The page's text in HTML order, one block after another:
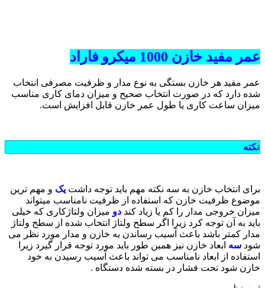
عمر مفید خازن 1000 میکرو فاراد
عمر مفید هر خازن بستگی به نوع مدار و ظرفیت مصرفی انتخاب
شده دارد که در صورت انتخاب صحیح و میزان دمای کاری مناسب
میزان ساعت کاری یا طول عمر خازن قابل افزایش است.
نکته
برای انتخاب خازن به سه نکته مهم باید توجه داشت یک و مهم ترین
موضوع ظرفیت خازن که استفاده از ظرفیت نامناسب میتواند
میزان خروجی مدار را کم یا زیاد کند دو میزان ولتاژکاری که خیلی
باید به آن توجه کرد زیرا اگر سطح ولتاژ انتخاب شده از سطح ولتاژ
مدار کمتر باشد باعث آسیب رساندن به خازن و مدار مورد نظر می
شود سه ابعاد خازن نیز همین طور باید مورد توجه قرار گیرد زیرا
استفاده از ابعاد نامناسب می تواند باعث آسیب رسیدن به خود
خازن شود تحت فشار در بسته شده دستگاه .